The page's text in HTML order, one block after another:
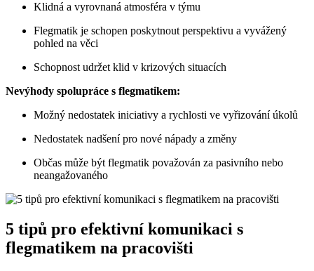
Klidná a vyrovnaná atmosféra v týmu
Flegmatik je schopen poskytnout perspektivu a vyvážený
pohled na věci
Schopnost udržet klid v krizových situacích
Nevýhody spolupráce s flegmatikem:
Možný nedostatek iniciativy a rychlosti ve vyřizování úkolů
Nedostatek nadšení pro nové nápady a změny
Občas může být flegmatik považován za pasivního nebo
neangažovaného
5 tipů pro efektivní komunikaci s
flegmatikem na pracovišti